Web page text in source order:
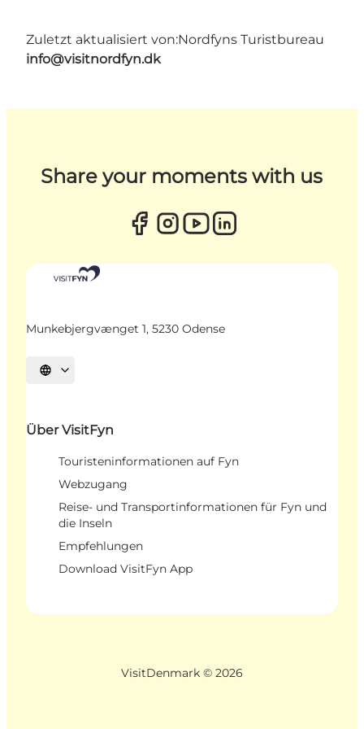
Zuletzt aktualisiert von:Nordfyns Turistbureau
info@visitnordfyn.dk
Share your moments with us
Munkebjergvænget 1, 5230 Odense
Sprache auswählen
Über VisitFyn
Touristeninformationen auf Fyn
Webzugang
Reise- und Transportinformationen für Fyn und
die Inseln
Empfehlungen
Download VisitFyn App
VisitDenmark © 2026